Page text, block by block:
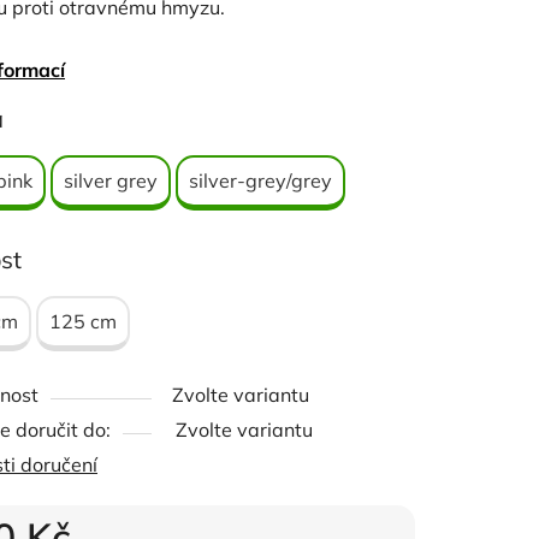
proti otravnému hmyzu.
100% Polyester
silver grey silver-grey/grey
125 cm
Zvolte variantu
doručit do:
Zvolte variantu
doručení